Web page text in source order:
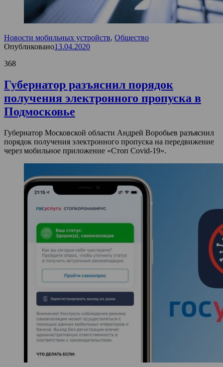
Новости мобильных устройств, Общество
Опубликовано13.04.2020
368
Губернатор разъяснил порядок
получения электронного пропуска в
Подмосковье
Губернатор Московской области Андрей Воробьев разъяснил
порядок получения электронного пропуска на передвижение
через мобильное приложение «Стоп Covid-19».